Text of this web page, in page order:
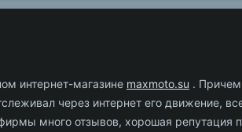
интернет-магазине maxmoto.su . Причем
через интернет его движение,
много отзывов, хорошая репутация